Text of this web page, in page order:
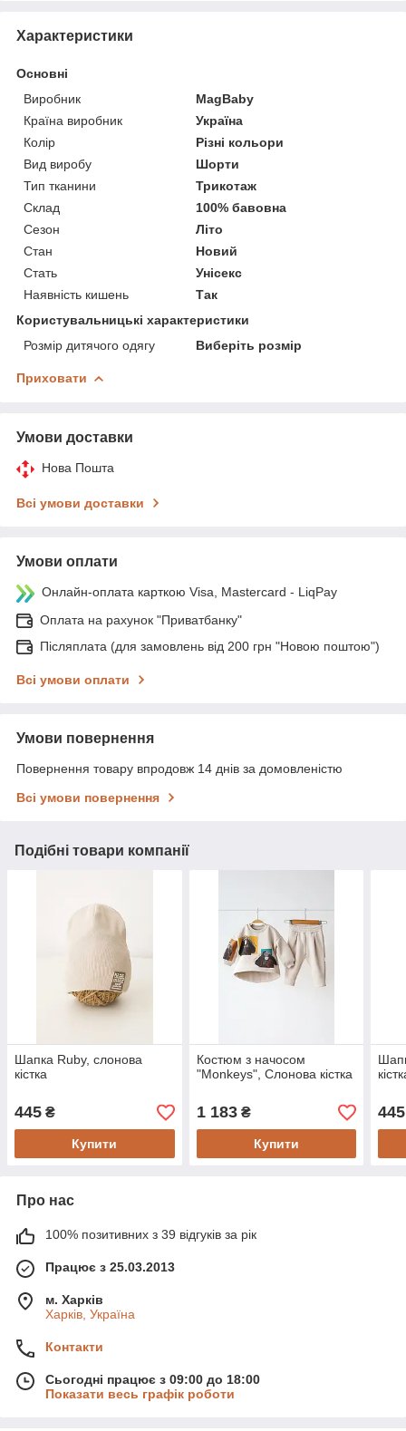
Характеристики
Основні
Виробник
MagBaby
Країна виробник
Україна
Колір
Різні кольори
Вид виробу
Шорти
Тип тканини
Трикотаж
Склад
100% бавовна
Сезон
Літо
Стан
Новий
Стать
Унісекс
Наявність кишень
Так
Користувальницькі характеристики
Розмір дитячого одягу
Виберіть розмір
Приховати
Умови доставки
Нова Пошта
Всі умови доставки
Умови оплати
Онлайн-оплата карткою Visa, Mastercard - LiqPay
Оплата на рахунок "Приватбанку"
Післяплата (для замовлень від 200 грн "Новою поштою")
Всі умови оплати
Умови повернення
Повернення товару впродовж 14 днів за домовленістю
Всі умови повернення
Подібні товари компанії
Шапка Ruby, слонова
кістка
445 ₴
Купити
Костюм з начосом
"Monkeys", Слонова кістка
1 183₴
Купити
445
Про нас
100% позитивних з 39 відгуків за рік
Працює з 25.03.2013
м. Харків
Харків, Україна
Контакти
Сьогодні працює з 09:00 до 18:00
Показати весь графік роботи